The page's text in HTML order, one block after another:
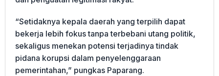
“Setidaknya kepala daerah yang terpilih dapat
bekerja lebih fokus tanpa terbebani utang politik,
sekaligus menekan potensi terjadinya tindak
pidana korupsi dalam penyelenggaraan
pemerintahan,” pungkas Paparang.